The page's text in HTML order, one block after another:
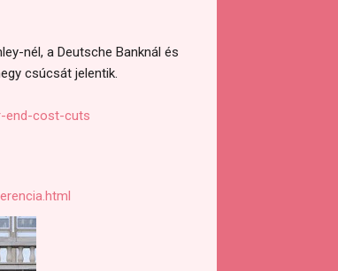
nél, a Deutsche Banknál és
csúcsát jelentik.
end-cost-cuts